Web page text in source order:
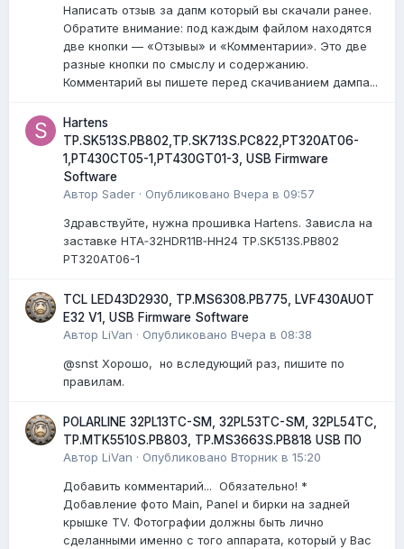
Написать отзыв за дапм который вы скачали ранее.
Обратите внимание: под каждым файлом находятся
две кнопки — «Отзывы» и «Комментарии». Это две
разные кнопки по смыслу и содержанию.
Комментарий вы пишете перед скачиванием дампа...
Hartens
TP.SK513S.PB802,TP.SK713S.PC822,PT320AT06-
1,PT430CT05-1,PT430GT01-3, USB Firmware
Software
Автор Sader · Опубликовано Вчера в 09:57
Здравствуйте, нужна прошивка Hartens. Зависла на
заставке HTA‑32HDR11B‑HH24 TP.SK513S.PB802
PT320AT06-1
TCL LED43D2930, TP.MS6308.PB775, LVF430AUOT
E32 V1, USB Firmware Software
Автор LiVan · Опубликовано Вчера в 08:38
@snst Хорошо, но вследующий раз, пишите по
правилам.
POLARLINE 32PL13TC-SM, 32PL53TC-SM, 32PL54TC,
TP.MTK5510S.PB803, TP.MS3663S.PB818 USB ПО
Автор LiVan · Опубликовано Вторник в 15:20
Добавить комментарий... Обязательно! *
Добавление фото Main, Panel и бирки на задней
крышке TV. Фотографии должны быть лично
сделанными именно с того аппарата, который у Вас